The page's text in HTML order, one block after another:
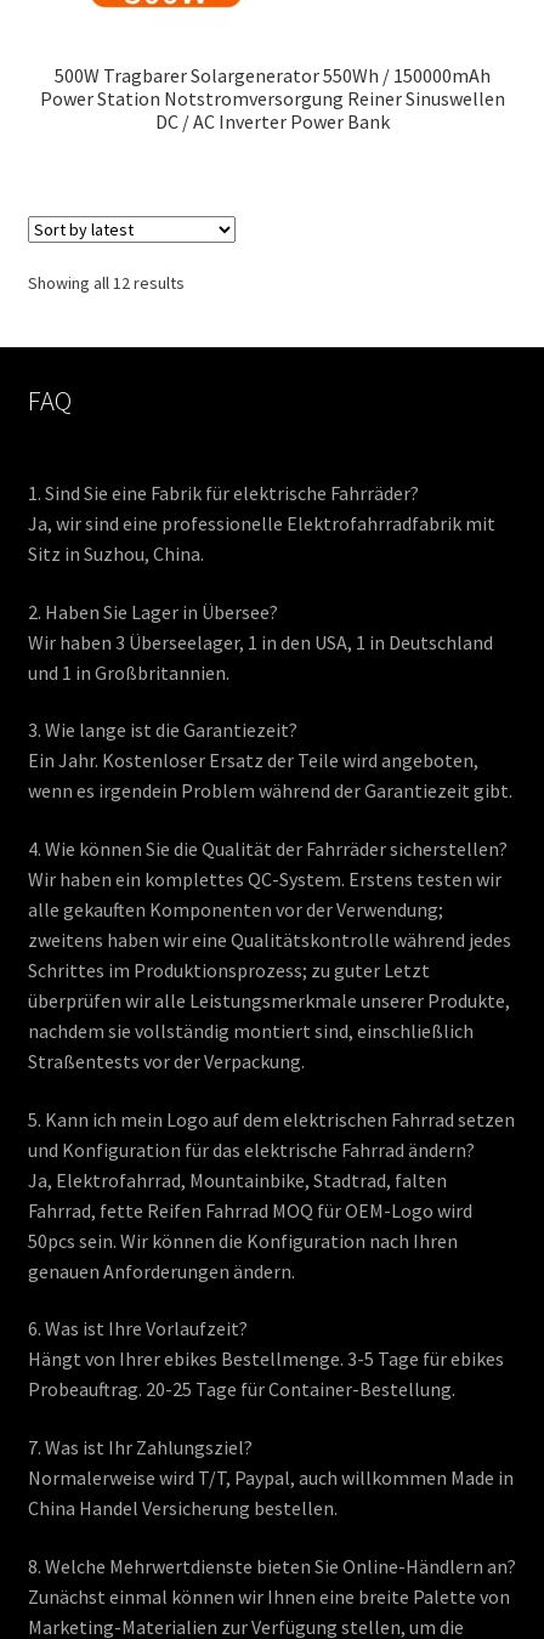
500W Tragbarer Solargenerator 550Wh / 150000mAh
Power Station Notstromversorgung Reiner Sinuswellen
DC / AC Inverter Power Bank
Showing all 12 resultsSorted
FAQ
1. Sind Sie eine Fabrik für elektrische Fahrräder?
Ja, wir sind eine professionelle Elektrofahrradfabrik mit
Sitz in Suzhou, China.
2. Haben Sie Lager in Übersee?
Wir haben 3 Überseelager, 1 in den USA, 1 in Deutschland
und 1 in Großbritannien.
3. Wie lange ist die Garantiezeit?
Ein Jahr. Kostenloser Ersatz der Teile wird angeboten,
wenn es irgendein Problem während der Garantiezeit gibt.
4. Wie können Sie die Qualität der Fahrräder sicherstellen?
Wir haben ein komplettes QC-System. Erstens testen wir
alle gekauften Komponenten vor der Verwendung;
zweitens haben wir eine Qualitätskontrolle während jedes
Schrittes im Produktionsprozess; zu guter Letzt
überprüfen wir alle Leistungsmerkmale unserer Produkte,
nachdem sie vollständig montiert sind, einschließlich
Straßentests vor der Verpackung.
5. Kann ich mein Logo auf dem elektrischen Fahrrad setzen
und Konfiguration für das elektrische Fahrrad ändern?
Ja, Elektrofahrrad, Mountainbike, Stadtrad, falten
Fahrrad, fette Reifen Fahrrad MOQ für OEM-Logo wird
50pcs sein. Wir können die Konfiguration nach Ihren
genauen Anforderungen ändern.
6. Was ist Ihre Vorlaufzeit?
Hängt von Ihrer ebikes Bestellmenge. 3-5 Tage für ebikes
Probeauftrag. 20-25 Tage für Container-Bestellung.
7. Was ist Ihr Zahlungsziel?
Normalerweise wird T/T, Paypal, auch willkommen Made in
China Handel Versicherung bestellen.
8. Welche Mehrwertdienste bieten Sie Online-Händlern an?
Zunächst einmal können wir Ihnen eine breite Palette von
Marketing-Materialien zur Verfügung stellen, um die